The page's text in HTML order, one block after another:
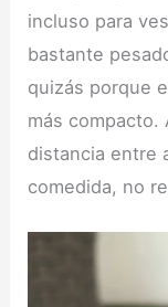
incluso para
bastante
quizás porque
más compacto.
distancia entre
comedida, no